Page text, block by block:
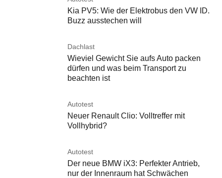
Kia PV5: Wie der Elektrobus den VW ID.
Buzz ausstechen will
Dachlast
Wieviel Gewicht Sie aufs Auto packen
dürfen und was beim Transport zu
beachten ist
Autotest
Neuer Renault Clio: Volltreffer mit
Vollhybrid?
Autotest
Der neue BMW iX3: Perfekter Antrieb,
nur der Innenraum hat Schwächen